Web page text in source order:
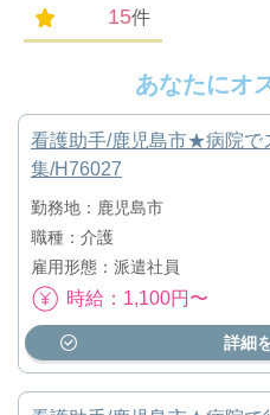
15件
あなたにオ
看護助手/鹿児島市★病院で
集/H76027
勤務地：鹿児島市
職種：介護
雇用形態：派遣社員
時給：1,100円〜
詳細